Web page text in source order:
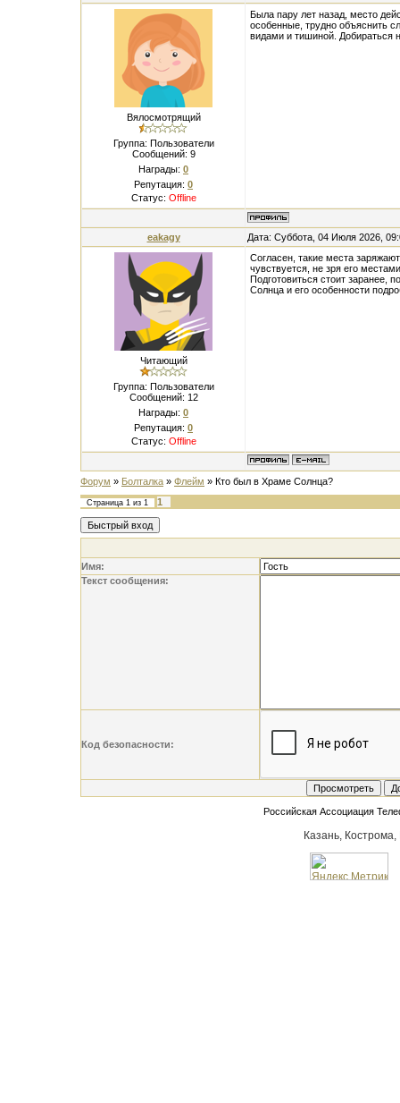
Вялосмотрящий
Группа: Пользователи
Сообщений: 9
Награды: 0
Репутация: 0
Статус: Offline
Была пару лет назад, место
особенные, трудно объяснить
видами и тишиной. Добираться
eakagy Дата: Суббота, 04 Июля 2026,
Читающий
Группа: Пользователи
Сообщений: 12
Награды: 0
Репутация: 0
Статус: Offline
Согласен, такие места
чувствуется, не зря его
Подготовиться стоит заранее,
Солнца и его особенности
Форум » Болталка » Флейм » Кто был в Храме Солнца?
Страница 1 из 1 1
Имя:
Текст сообщения:
Код безопасности:
Российская Ассоциация
Казань,